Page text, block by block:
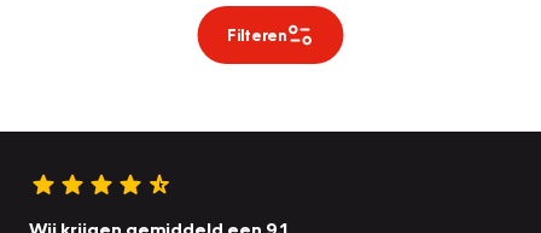
Filteren
Wij krijgen gemiddeld een 9.1